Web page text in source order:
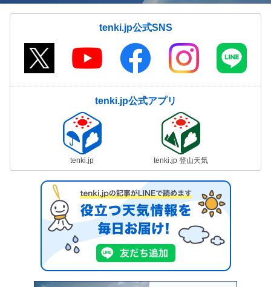
tenki.jp公式SNS
tenki.jp公式アプリ
tenki.jp tenki.jp 登山天気